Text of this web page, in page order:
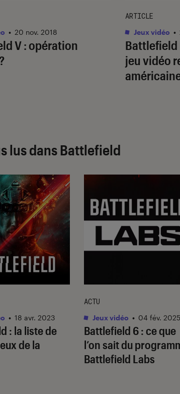
V : opération
• 20 nov. 2018
Battlefield
jeu vidéo
ARTICLE
Jeux vidéo •
lus dans Battlefield
: la liste de
de la
• 18 avr. 2023
Battlefield 6: ce que
l’on sait du
Battlefield Labs
ACTU
Jeux vidéo • 04 fév. 2025